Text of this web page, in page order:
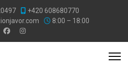
+420 608680770
8:00 – 18:00